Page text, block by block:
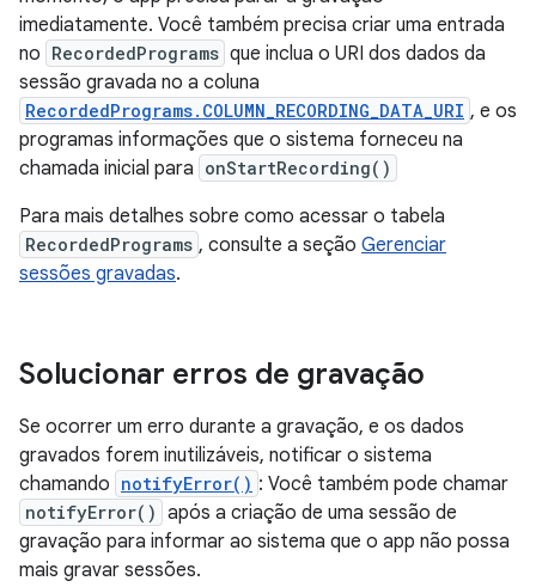
imediatamente. Você também precisa criar uma entrada
no RecordedPrograms que inclua o URI dos dados da
sessão gravada no a coluna
RecordedPrograms.COLUMN_RECORDING_DATA_URI , e os
programas informações que o sistema forneceu na
chamada inicial para onStartRecording()
Para mais detalhes sobre como acessar o tabela
RecordedPrograms , consulte a seção Gerenciar
sessões gravadas.
Solucionar erros de gravação
Se ocorrer um erro durante a gravação, e os dados
gravados forem inutilizáveis, notificar o sistema
chamando notifyError() : Você também pode chamar
notifyError() após a criação de uma sessão de
gravação para informar ao sistema que o app não possa
mais gravar sessões.